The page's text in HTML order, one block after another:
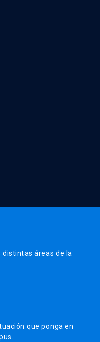
áreas de la
que ponga en